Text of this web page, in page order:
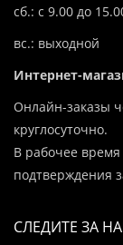
сб.: с 9.00 до
вс.: выходной
Интернет-
Онлайн-заказы
круглосуточно.
В рабочее
подтверждения
СЛЕДИТЕ ЗА